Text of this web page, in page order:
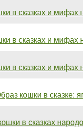
в сказках и мифах
в сказках и мифах
в сказках и мифах
кошки в сказке:
в сказках